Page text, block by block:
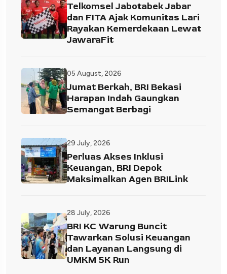
Telkomsel Jabotabek Jabar
dan FITA Ajak Komunitas Lari
Rayakan Kemerdekaan Lewat
JawaraFit
05 August, 2026
Jumat Berkah, BRI Bekasi
Harapan Indah Gaungkan
Semangat Berbagi
29 July, 2026
Perluas Akses Inklusi
Keuangan, BRI Depok
Maksimalkan Agen BRILink
28 July, 2026
BRI KC Warung Buncit
Tawarkan Solusi Keuangan
dan Layanan Langsung di
UMKM 5K Run